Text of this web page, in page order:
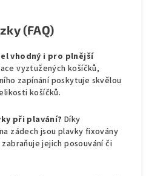
(FAQ)
vhodný i pro plnější
vyztužených košíčků,
zapínání poskytuje skvělou
košíčků.
při plavání? Díky
zádech jsou plavky fixovány
jejich posouvání či